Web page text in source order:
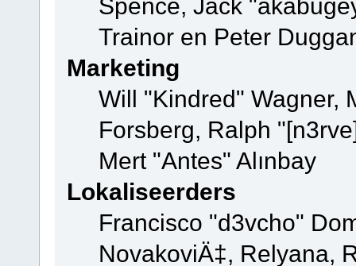
Spence, Jack
Trainor en Peter
Marketing
Will "Kindred" Wagner,
Forsberg, Ralph
Mert "Antes" Alınbay
Lokaliseerders
Francisco "d3vcho"
NovakoviÄ‡, Relyana,